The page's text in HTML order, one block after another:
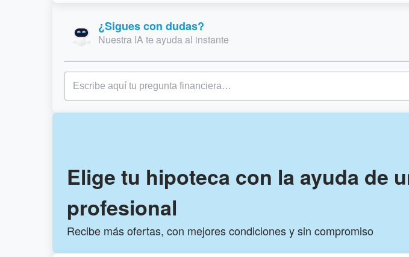
¿Sigues con dudas?
Nuestra IA te ayuda al instante
Elige tu hipoteca con la ayuda de
profesional
Recibe más ofertas, con mejores condiciones y sin compromiso